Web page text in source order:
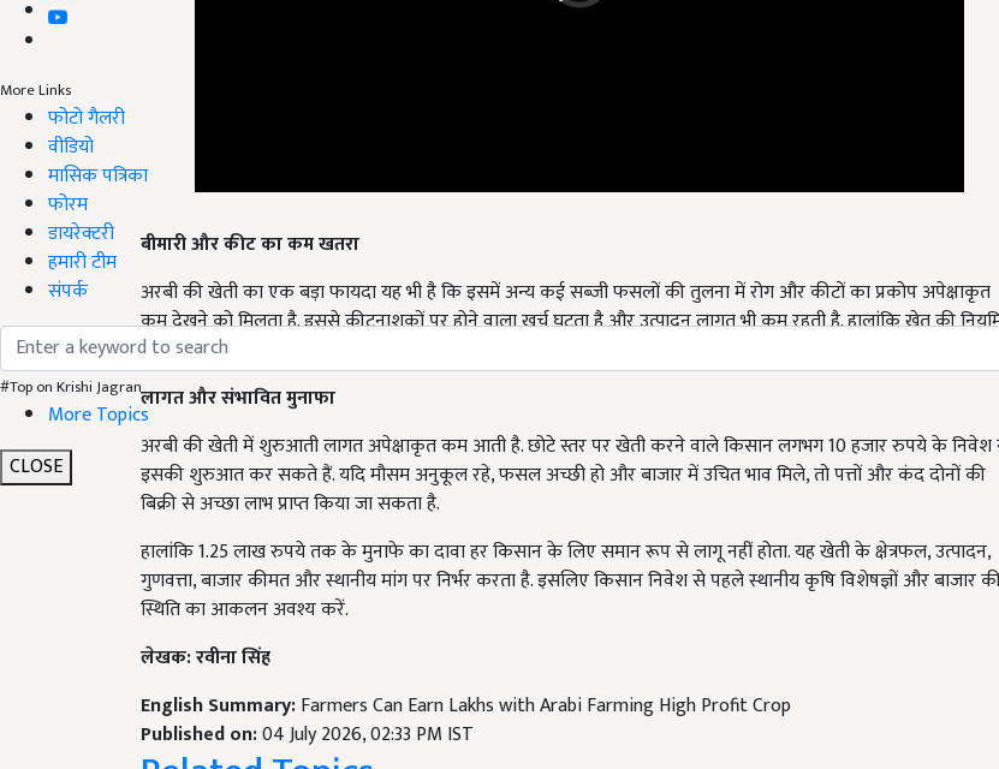
More Links
फोटो गैलरी
वीडियो
मासिक पत्रिका
फोरम
डायरेक्टरी
हमारी टीम
संपर्क
#Top on Krishi Jagran
More Topics
CLOSE
कम देखने को मिलता है. इससे कीटनाशकों पर होने वाला खर्च घटता है और उत्पादन लागत भी कम रहती है. हालांकि खेत की नियमित
निगरानी और समय पर खरपतवार नियंत्रण करना जरूरी होता है.
लागत और संभावित मुनाफा
अरबी की खेती में शुरुआती लागत अपेक्षाकृत कम आती है. छोटे स्तर पर खेती करने वाले किसान लगभग 10 हजार रुपये के निवेश से
इसकी शुरुआत कर सकते हैं. यदि मौसम अनुकूल रहे, फसल अच्छी हो और बाजार में उचित भाव मिले, तो पत्तों और कंद दोनों की
बिक्री से अच्छा लाभ प्राप्त किया जा सकता है.
गुणवत्ता, बाजार कीमत और स्थानीय मांग पर निर्भर करता है. इसलिए किसान निवेश से पहले स्थानीय कृषि विशेषज्ञों और बाजार की
स्थिति का आकलन अवश्य करें.
Published on:04 July 2026, 02:33 PM IST
Related Topics